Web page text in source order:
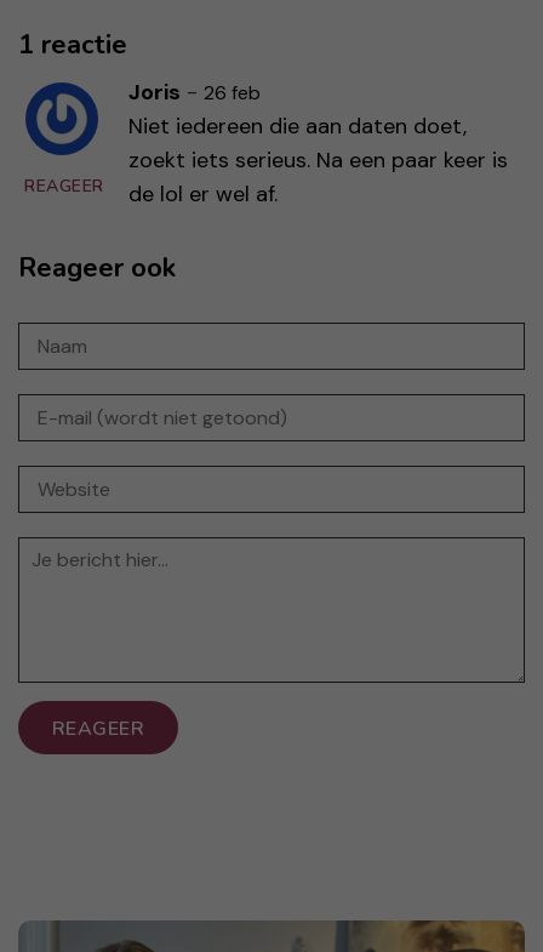
1 reactie
REAGEER
Joris - 26 feb
Niet iedereen die aan daten doet,
zoekt iets serieus. Na een paar keer is
de lol er wel af.
Reageer ook
REAGEER